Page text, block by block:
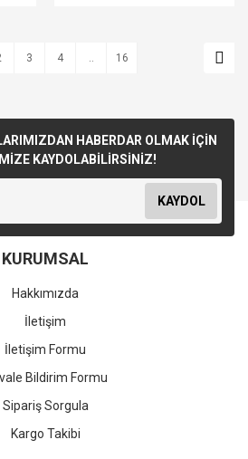
3 4 .. 16
HABERDAR OLMAK İÇİN
KAYDOLABİLİRSİNİZ!
KAYDOL
KURUMSAL
Hakkımızda
İletişim
İletişim Formu
Bildirim Formu
Sipariş Sorgula
Kargo Takibi